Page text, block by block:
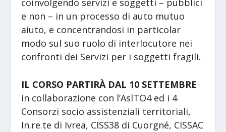
e non – in un processo di auto mutuo
aiuto, e concentrandosi in particolar
modo sul suo ruolo di interlocutore nei
confronti dei Servizi per i soggetti fragili.
IL CORSO PARTIRÀ DAL 10 SETTEMBRE
in collaborazione con l’AslTO4 ed i 4
Consorzi socio assistenziali territoriali,
In.re.te di Ivrea, CISS38 di Cuorgné, CISSAC